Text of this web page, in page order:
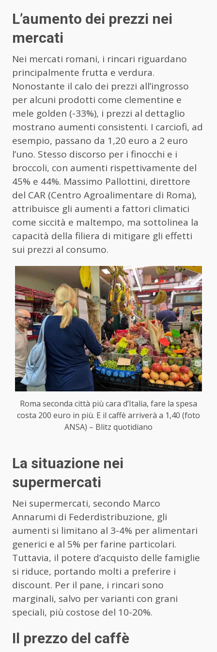
L’aumento dei prezzi nei
mercati
Nei mercati romani, i rincari riguardano
principalmente frutta e verdura.
Nonostante il calo dei prezzi all’ingrosso
per alcuni prodotti come clementine e
mele golden (-33%), i prezzi al dettaglio
mostrano aumenti consistenti. I carciofi, ad
esempio, passano da 1,20 euro a 2 euro
l’uno. Stesso discorso per i finocchi e i
broccoli, con aumenti rispettivamente del
45% e 44%. Massimo Pallottini, direttore
del CAR (Centro Agroalimentare di Roma),
attribuisce gli aumenti a fattori climatici
come siccità e maltempo, ma sottolinea la
capacità della filiera di mitigare gli effetti
sui prezzi al consumo.
Roma seconda città più cara d’Italia, fare la spesa
costa 200 euro in più. E il caffè arriverà a 1,40 (foto
ANSA) – Blitz quotidiano
La situazione nei
supermercati
Nei supermercati, secondo Marco
Annarumi di Federdistribuzione, gli
aumenti si limitano al 3-4% per alimentari
generici e al 5% per farine particolari.
Tuttavia, il potere d’acquisto delle famiglie
si riduce, portando molti a preferire i
discount. Per il pane, i rincari sono
marginali, salvo per varianti con grani
speciali, più costose del 10-20%.
Il prezzo del caffè